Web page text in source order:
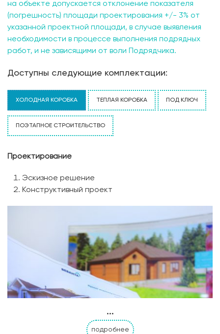
на объекте допускается отклонение показателя
(погрешность) площади проектирования +/- 3% от
указанной проектной площади, в случае выявления
необходимости в процессе выполнения подрядных
работ, и не зависящими от воли Подрядчика.
Доступны следующие комплектации:
ХОЛОДНАЯ КОРОБКА ТЕПЛАЯ КОРОБКА ПОД КЛЮЧ
ПОЭТАПНОЕ СТРОИТЕЛЬСТВО
Проектирование
Эскизное решение
Конструктивный проект
...
подробнее